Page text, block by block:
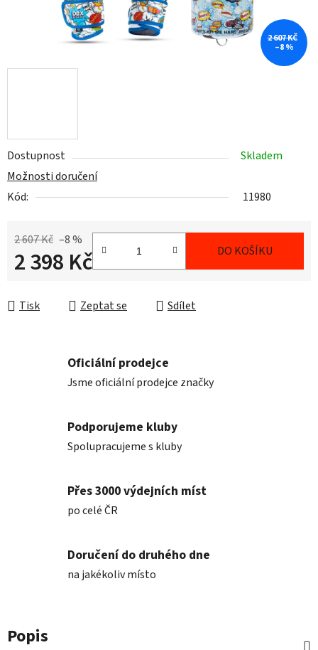
Dostupnost
Skladem
Možnosti doručení
Kód:
11980
2 607 Kč –8 %
2 398 Kč DO KOŠÍKU
Tisk Zeptat se Sdílet
2 607 KČ
–8 %
Oficiální prodejce
Jsme oficiální prodejce značky
Podporujeme kluby
Spolupracujeme s kluby
Přes 3000 výdejních míst
po celé ČR
Doručení do druhého dne
na jakékoliv místo
Popis